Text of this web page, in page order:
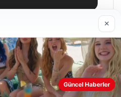
daha iyi anlayabilmek,
geliştirmek amacıyla çerezler
×
Güncel Haberler